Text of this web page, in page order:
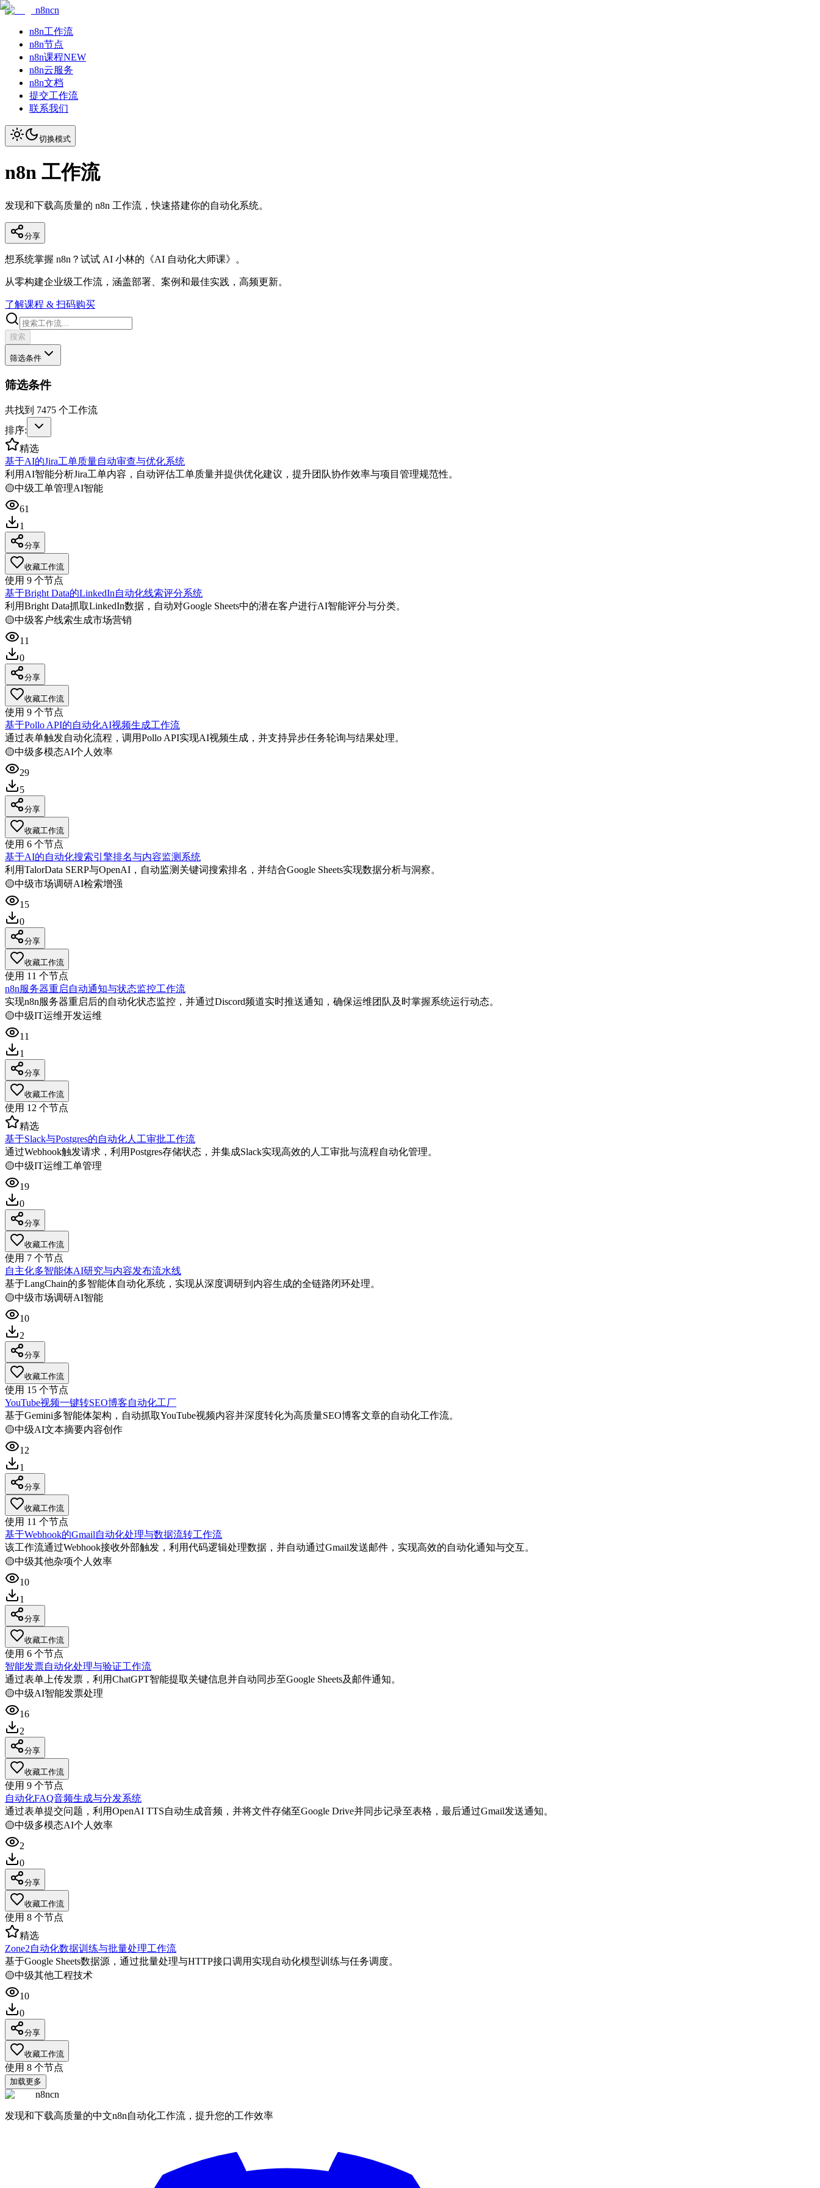
n8ncn
n8n工作流
n8n节点
n8n课程NEW
n8n云服务
n8n文档
提交工作流
联系我们
切换模式
n8n 工作流
发现和下载高质量的 n8n 工作流，快速搭建你的自动化系统。
分享
想系统掌握 n8n？试试 AI 小林的《AI 自动化大师课》。
从零构建企业级工作流，涵盖部署、案例和最佳实践，高频更新。
了解课程 & 扫码购买
搜索
筛选条件
筛选条件
共找到 7475 个工作流
排序:
精选
基于AI的Jira工单质量自动审查与优化系统
利用AI智能分析Jira工单内容，自动评估工单质量并提供优化建议，提升团队协作效率与项目管理规范性。
🟡中级工单管理AI智能
61
1
分享
收藏工作流
使用 9 个节点
基于Bright Data的LinkedIn自动化线索评分系统
利用Bright Data抓取LinkedIn数据，自动对Google Sheets中的潜在客户进行AI智能评分与分类。
🟡中级客户线索生成市场营销
11
0
分享
收藏工作流
使用 9 个节点
基于Pollo API的自动化AI视频生成工作流
通过表单触发自动化流程，调用Pollo API实现AI视频生成，并支持异步任务轮询与结果处理。
🟡中级多模态AI个人效率
29
5
分享
收藏工作流
使用 6 个节点
基于AI的自动化搜索引擎排名与内容监测系统
利用TalorData SERP与OpenAI，自动监测关键词搜索排名，并结合Google Sheets实现数据分析与洞察。
🟡中级市场调研AI检索增强
15
0
分享
收藏工作流
使用 11 个节点
n8n服务器重启自动通知与状态监控工作流
实现n8n服务器重启后的自动化状态监控，并通过Discord频道实时推送通知，确保运维团队及时掌握系统运行动态。
🟡中级IT运维开发运维
11
1
分享
收藏工作流
使用 12 个节点
精选
基于Slack与Postgres的自动化人工审批工作流
通过Webhook触发请求，利用Postgres存储状态，并集成Slack实现高效的人工审批与流程自动化管理。
🟡中级IT运维工单管理
19
0
分享
收藏工作流
使用 7 个节点
自主化多智能体AI研究与内容发布流水线
基于LangChain的多智能体自动化系统，实现从深度调研到内容生成的全链路闭环处理。
🟡中级市场调研AI智能
10
2
分享
收藏工作流
使用 15 个节点
YouTube视频一键转SEO博客自动化工厂
基于Gemini多智能体架构，自动抓取YouTube视频内容并深度转化为高质量SEO博客文章的自动化工作流。
🟡中级AI文本摘要内容创作
12
1
分享
收藏工作流
使用 11 个节点
基于Webhook的Gmail自动化处理与数据流转工作流
该工作流通过Webhook接收外部触发，利用代码逻辑处理数据，并自动通过Gmail发送邮件，实现高效的自动化通知与交互。
🟡中级其他杂项个人效率
10
1
分享
收藏工作流
使用 6 个节点
智能发票自动化处理与验证工作流
通过表单上传发票，利用ChatGPT智能提取关键信息并自动同步至Google Sheets及邮件通知。
🟡中级AI智能发票处理
16
2
分享
收藏工作流
使用 9 个节点
自动化FAQ音频生成与分发系统
通过表单提交问题，利用OpenAI TTS自动生成音频，并将文件存储至Google Drive并同步记录至表格，最后通过Gmail发送通知。
🟡中级多模态AI个人效率
2
0
分享
收藏工作流
使用 8 个节点
精选
Zone2自动化数据训练与批量处理工作流
基于Google Sheets数据源，通过批量处理与HTTP接口调用实现自动化模型训练与任务调度。
🟡中级其他工程技术
10
0
分享
收藏工作流
使用 8 个节点
加载更多
n8ncn
发现和下载高质量的中文n8n自动化工作流，提升您的工作效率